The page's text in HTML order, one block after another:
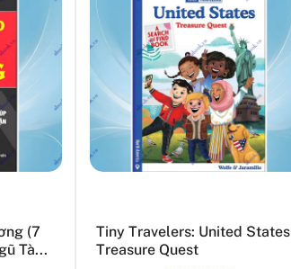
(7
Tà...
Tiny Travelers: United States
Treasure Quest